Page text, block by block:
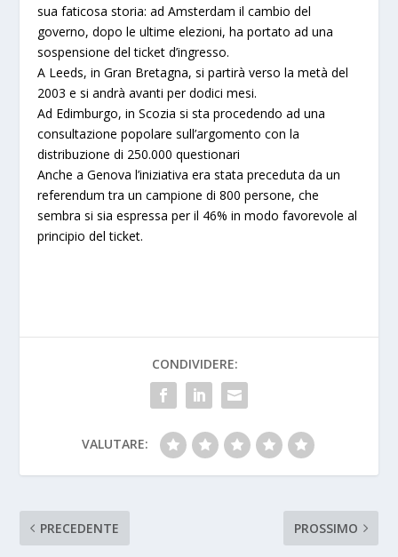
sua faticosa storia: ad Amsterdam il cambio del
governo, dopo le ultime elezioni, ha portato ad una
sospensione del ticket d’ingresso.
A Leeds, in Gran Bretagna, si partirà verso la metà del
2003 e si andrà avanti per dodici mesi.
Ad Edimburgo, in Scozia si sta procedendo ad una
consultazione popolare sull’argomento con la
distribuzione di 250.000 questionari
Anche a Genova l’iniziativa era stata preceduta da un
referendum tra un campione di 800 persone, che
sembra si sia espressa per il 46% in modo favorevole al
principio del ticket.
CONDIVIDERE:
VALUTARE:
PRECEDENTE PROSSIMO